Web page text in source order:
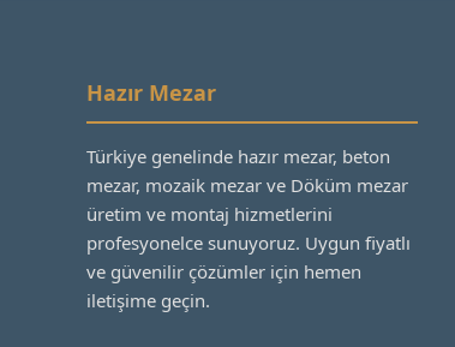
Hazır Mezar
Türkiye genelinde hazır mezar, beton
mezar, mozaik mezar ve Döküm mezar
üretim ve montaj hizmetlerini
profesyonelce sunuyoruz. Uygun fiyatlı
ve güvenilir çözümler için hemen
iletişime geçin.